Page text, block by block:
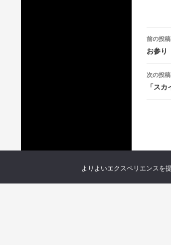
投
稿
ナ
ビ
ゲ
ン
前の投稿
お参り
次の投稿
「ス
よりよいエクスペリエンスを